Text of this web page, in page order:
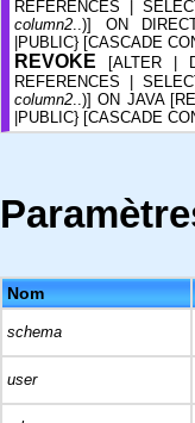
REFERENCES |
column2..)] ON
|PUBLIC} [CASCADE
REVOKE [ALTER |
REFERENCES |
column2..)] ON JAVA
|PUBLIC} [CASCADE
Nom
schema
user